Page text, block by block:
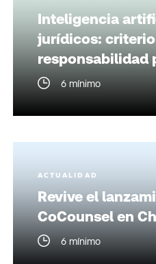
Inteligencia
jurídicos:
responsabilidad
6 mínimo
ACTUALIDAD
Revive el
CoCounsel en
6 mínimo